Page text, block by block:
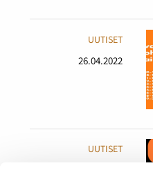
UUTISET
26.04.2022
UUTISET